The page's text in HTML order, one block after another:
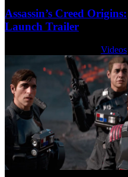
Assassin’s Creed Origins:
Launch Trailer
Videos